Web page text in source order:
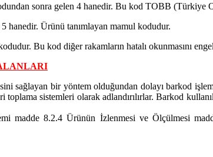
sonra gelen 4 hanedir. Bu kod TOBB (Türkiye
hanedir. Ürünü tanımlayan mamul kodudur.
Bu kod diğer rakamların hatalı okunmasını
sağlayan bir yöntem olduğundan dolayı barkod
toplama sistemleri olarak adlandırılırlar. Barkod
madde 8.2.4 Ürünün İzlenmesi ve Ölçülmesi